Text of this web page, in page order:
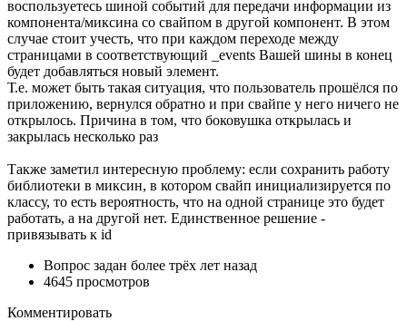
воспользуетесь шиной событий для передачи информации из
компонента/миксина со свайпом в другой компонент. В этом
случае стоит учесть, что при каждом переходе между
страницами в соответствующий _events Вашей шины в конец
будет добавляться новый элемент.
Т.е. может быть такая ситуация, что пользователь прошёлся по
приложению, вернулся обратно и при свайпе у него ничего не
открылось. Причина в том, что боковушка открылась и
закрылась несколько раз
Также заметил интересную проблему: если сохранить работу
библиотеки в миксин, в котором свайп инициализируется по
классу, то есть вероятность, что на одной странице это будет
работать, а на другой нет. Единственное решение -
привязывать к id
Вопрос задан более трёх лет назад
4645 просмотров
Комментировать